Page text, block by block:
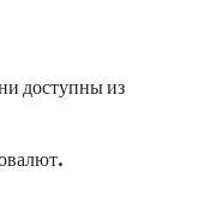
доступны из